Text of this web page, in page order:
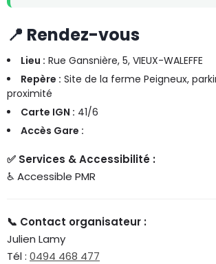
📍 Rendez-vous
Lieu : Rue Gansnière, 5, VIEUX-WALEFFE
Repère : Site de la ferme Peigneux,
proximité
Carte IGN : 41/6
Accès Gare :
✅ Services & Accessibilité :
♿ Accessible PMR
📞 Contact organisateur :
Julien Lamy
Tél : 0494 468 477